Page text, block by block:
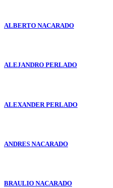
ALBERTO NACARADO
ALEJANDRO PERLADO
ALEXANDER PERLADO
ANDRES NACARADO
BRAULIO NACARADO